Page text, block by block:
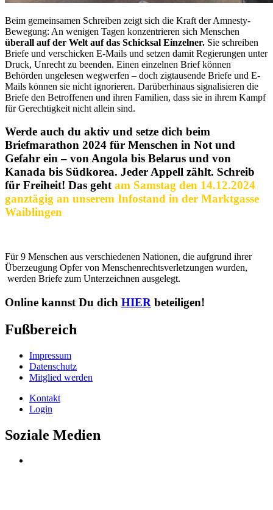
Beim gemeinsamen Schreiben zeigt sich die Kraft der Amnesty-
Bewegung: An wenigen Tagen konzentrieren sich Menschen
überall auf der Welt auf das Schicksal Einzelner. Sie schreiben
Briefe und verschicken E-Mails und setzen damit Regierungen unter
Druck, Unrecht zu beenden. Einen einzelnen Brief können
Behörden ungelesen wegwerfen – doch zigtausende Briefe und E-
Mails können sie nicht ignorieren. Darüberhinaus signalisieren die
Briefe den Betroffenen und ihren Familien, dass sie in ihrem Kampf
für Gerechtigkeit nicht allein sind.
Werde auch du aktiv und setze dich beim
Briefmarathon 2024 für Menschen in Not und
Gefahr ein – von Angola bis Belarus und von
Kanada bis Südkorea. Jeder Appell zählt. Schreib
für Freiheit! Das gehtam Samstag den 14.12.2024
ganztägig an unserem Infostand in der Marktgasse
Waiblingen
Für 9 Menschen aus verschiedenen Nationen, die aufgrund ihrer
Überzeugung Opfer von Menschenrechtsverletzungen wurden,
werden Briefe zum Unterzeichnen ausgelegt.
Online kannst Du dich HIER beteiligen!
Fußbereich
Impressum
Datenschutz
Mitglied werden
Kontakt
Login
Soziale Medien